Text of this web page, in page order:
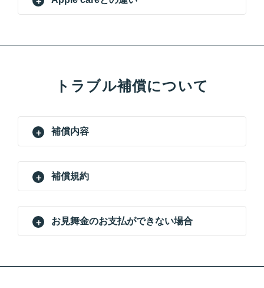
トラブル補償について
補償内容
補償規約
お見舞金のお支払ができない場合